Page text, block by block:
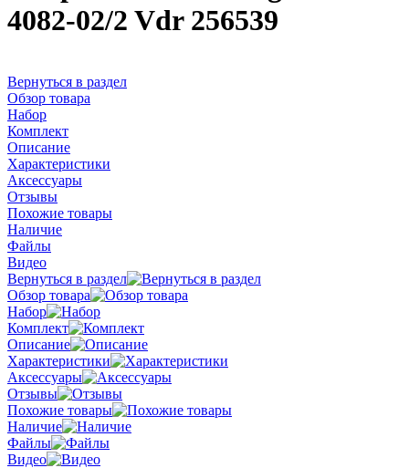
4082-02/2 Vdr 256539
Вернуться в раздел
Обзор товара
Набор
Комплект
Описание
Характеристики
Аксессуары
Отзывы
Похожие товары
Наличие
Файлы
Видео
Вернуться в раздел
Обзор товара
Набор
Комплект
Описание
Характеристики
Аксессуары
Отзывы
Похожие товары
Наличие
Файлы
Видео